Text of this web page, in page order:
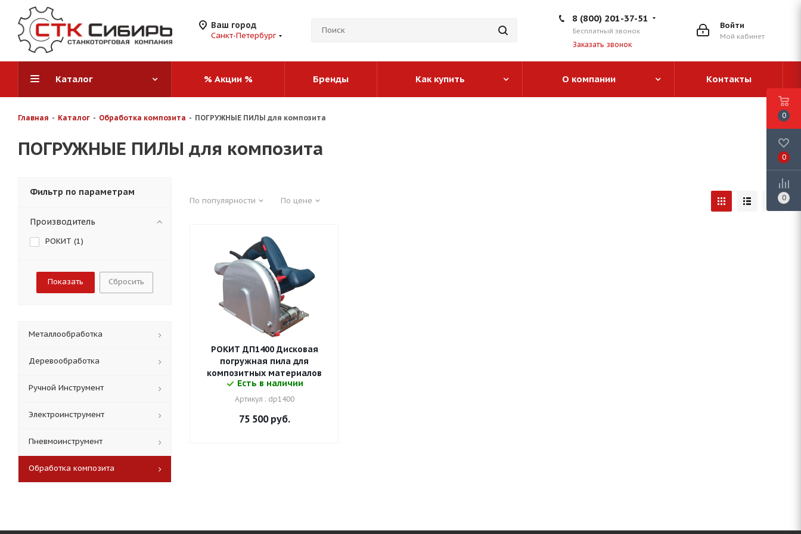
Ваш город
Санкт-Петербург
Войти
Мой кабинет
8 (800) 201-37-51
Бесплатный звонок
Заказать звонок
Каталог % Акции % Бренды Как купить О компании Контакты
Главная - Каталог - Обработка композита - ПОГРУЖНЫЕ ПИЛЫ для композита
ПОГРУЖНЫЕ ПИЛЫ для композита
По популярности По цене
РОКИТ ДП1400 Дисковая
погружная пила для
композитных материалов
Есть в наличии
Артикул : dp1400
75 500руб.
Фильтр по параметрам
Производитель
РОКИТ (1)
Сбросить
Металлообработка
Деревообработка
Ручной Инструмент
Электроинструмент
Пневмоинструмент
Обработка композита
0
0
0